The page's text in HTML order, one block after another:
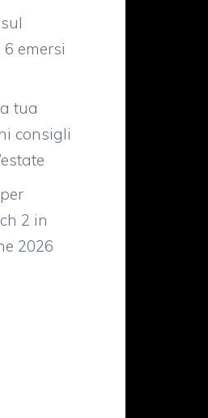
emersi
tua
consigli
2 in
2026